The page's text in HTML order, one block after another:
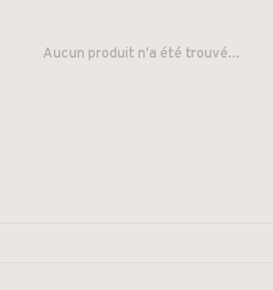
Aucun produit n'a été trouvé...